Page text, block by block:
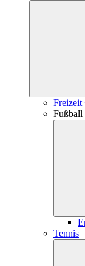
Freizeit
Fußball
Tennis